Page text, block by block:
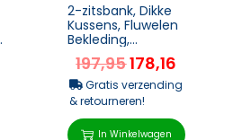
2-zitsbank, Dikke
Kussens, Fluwelen
Bekleding,
Gestoffeerde Bank,
Zwart
197,95178,16
Gratis verzending
& retourneren!
In Winkelwagen